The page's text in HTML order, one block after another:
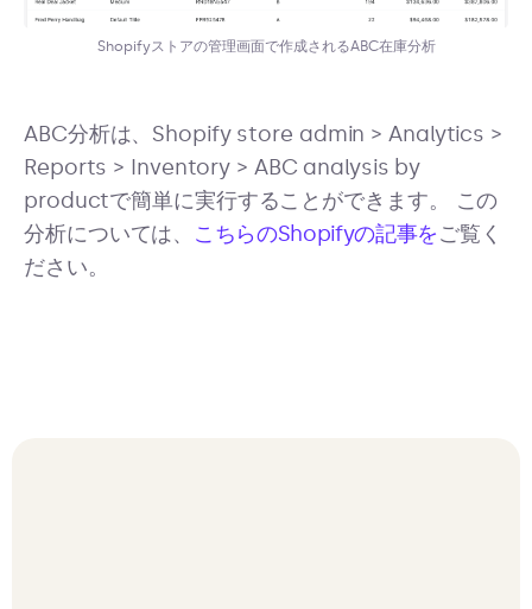
Shopifyストアの管理画面で作成されるABC在庫分析
ABC分析は、Shopify store admin > Analytics >
Reports > Inventory > ABC analysis by
productで簡単に実行することができます。 この
分析については、 こちらのShopifyの記事をご覧く
ださい。